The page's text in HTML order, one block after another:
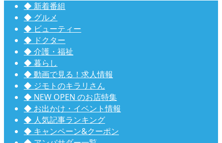
◆ 新着番組
◆ グルメ
◆ ビューティー
◆ ドクター
◆ 介護・福祉
◆ 暮らし
◆ 動画で見る！求人情報
◆ ジモトのキラリさん
◆ NEW OPEN のお店特集
◆ お出かけ・イベント情報
◆ 人気記事ランキング
◆ キャンペーン&クーポン